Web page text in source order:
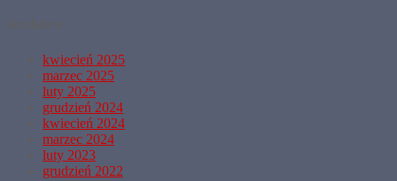
kwiecień 2025
marzec 2025
luty 2025
grudzień 2024
kwiecień 2024
marzec 2024
luty 2023
grudzień 2022